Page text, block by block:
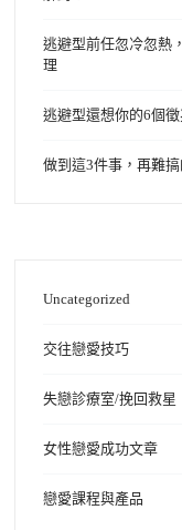
逃避型前任忽冷忽熱
理
逃避型還想你的6個
做到這3件事，再難
Uncategorized
交往戀愛技巧
失戀診療室/挽回救星
女性戀愛成功文章
戀愛課程與產品